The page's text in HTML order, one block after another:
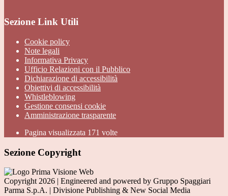
Sezione Link Utili
Cookie policy
Note legali
Informativa Privacy
Ufficio Relazioni con il Pubblico
Dichiarazione di accessibilità
Obiettivi di accessibilità
Whistleblowing
Gestione consensi cookie
Amministrazione trasparente
Pagina visualizzata 171 volte
Sezione Copyright
Copyright 2026 | Engineered and powered by Gruppo Spaggiari
Parma S.p.A. | Divisione Publishing & New Social Media